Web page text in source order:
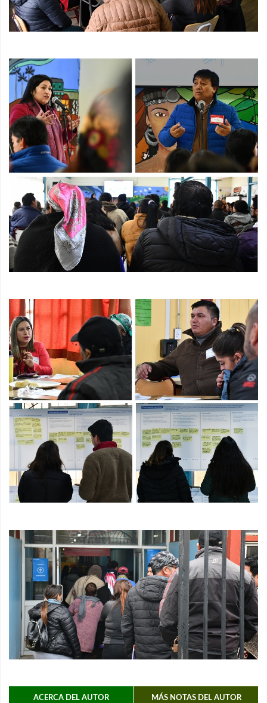
ACERCA DEL AUTOR
MÁS NOTAS DEL AUTOR